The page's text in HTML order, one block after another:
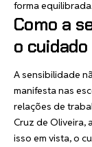
forma equilibrada.
Como a
o
A sensibilidade
manifesta nas
relações de
Cruz de Oliveira,
isso em vista, o